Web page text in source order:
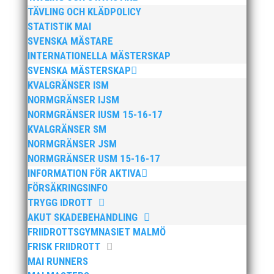
TÄVLING OCH KLÄDPOLICY
STATISTIK MAI
SVENSKA MÄSTARE
INTERNATIONELLA MÄSTERSKAP
SVENSKA MÄSTERSKAP
KVALGRÄNSER ISM
NORMGRÄNSER IJSM
NORMGRÄNSER IUSM 15-16-17
KVALGRÄNSER SM
NORMGRÄNSER JSM
NORMGRÄNSER USM 15-16-17
INFORMATION FÖR AKTIVA
FÖRSÄKRINGSINFO
TRYGG IDROTT
AKUT SKADEBEHANDLING
FRIIDROTTSGYMNASIET MALMÖ
FRISK FRIIDROTT
MAI RUNNERS
Publicerat tidigare
Bilder från Stafett-SM 2026. Foto: Thomas
Leandersson Fler bilder från MAI:s Årsmöte 2026
Anders Hallström, 55, blir ny klubbchef i MAI. Han
börjar sin anställning den 13 april. Anders har ett
brett idrottsintresse och har bland annat fungerat